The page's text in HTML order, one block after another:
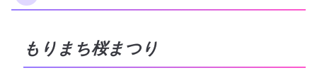
もりまち桜まつり